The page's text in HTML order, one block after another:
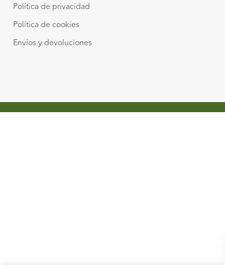
Política de privacidad
Política de cookies
Envíos y devoluciones